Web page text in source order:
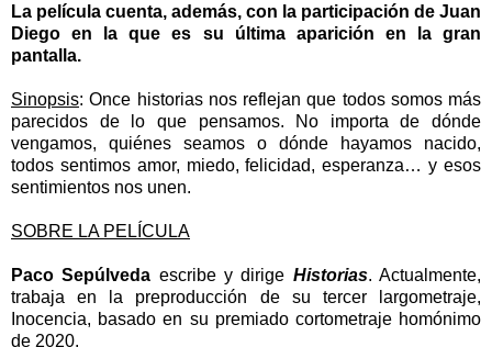
La película cuenta, además, con la participación de Juan
Diego en la que es su última aparición en la gran
pantalla.
Sinopsis:Once historias nos reflejan que todos somos más
parecidos de lo que pensamos. No importa de dónde
vengamos, quiénes seamos o dónde hayamos nacido,
todos sentimos amor, miedo, felicidad, esperanza… y esos
sentimientos nos unen.
SOBRE LA PELÍCULA
Paco Sepúlveda escribe y dirige Historias. Actualmente,
trabaja en la preproducción de su tercer largometraje,
Inocencia, basado en su premiado cortometraje homónimo
de 2020.